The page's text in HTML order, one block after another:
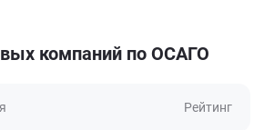
компаний по ОСАГО
Рейтинг